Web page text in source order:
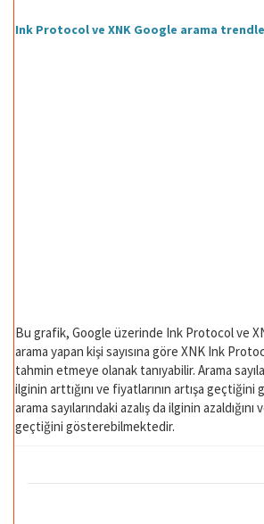
Ink Protocol ve XNK Google arama
Bu grafik, Google üzerinde Ink Protocol ve
arama yapan kişi sayısına göre XNK Ink
tahmin etmeye olanak tanıyabilir. Arama
ilginin arttığını ve fiyatlarının artışa
arama sayılarındaki azalış da ilginin
geçtiğini gösterebilmektedir.